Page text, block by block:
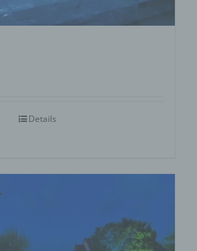
Details